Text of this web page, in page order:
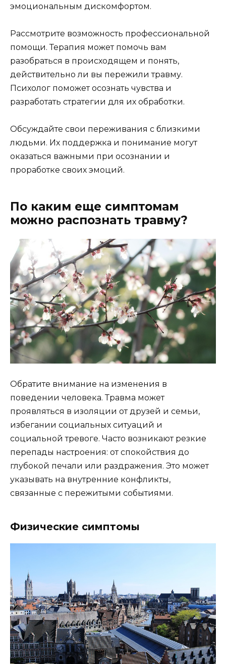
эмоциональным дискомфортом.
Рассмотрите возможность профессиональной
помощи. Терапия может помочь вам
разобраться в происходящем и понять,
действительно ли вы пережили травму.
Психолог поможет осознать чувства и
разработать стратегии для их обработки.
Обсуждайте свои переживания с близкими
людьми. Их поддержка и понимание могут
оказаться важными при осознании и
проработке своих эмоций.
По каким еще симптомам
можно распознать травму?
Обратите внимание на изменения в
поведении человека. Травма может
проявляться в изоляции от друзей и семьи,
избегании социальных ситуаций и
социальной тревоге. Часто возникают резкие
перепады настроения: от спокойствия до
глубокой печали или раздражения. Это может
указывать на внутренние конфликты,
связанные с пережитыми событиями.
Физические симптомы